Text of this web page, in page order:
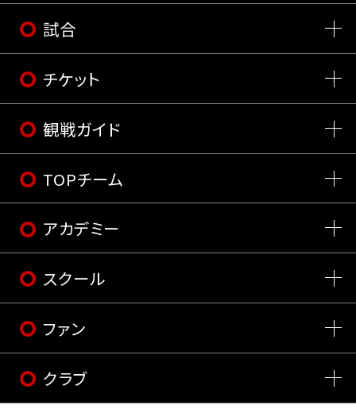
試合
チケット
観戦ガイド
TOPチーム
アカデミー
スクール
ファン
クラブ